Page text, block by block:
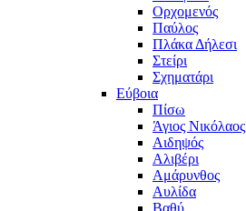
Ορχομενός
Παύλος
Πλάκα Δήλεσι
Στείρι
Σχηματάρι
Εύβοια
Πίσω
Άγιος Νικόλαος
Αιδηψός
Αλιβέρι
Αμάρυνθος
Αυλίδα
Βαθύ